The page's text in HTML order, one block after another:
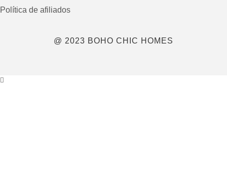
Política de afiliados
@ 2023 BOHO CHIC HOMES